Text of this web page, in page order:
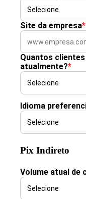
Site da empresa*
Quantos
atualmente?*
Idioma
Pix Indireto
Volume atual de